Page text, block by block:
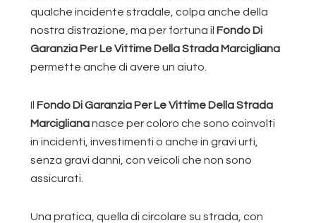
qualche incidente stradale, colpa anche della
nostra distrazione, ma per fortuna il Fondo Di
Garanzia Per Le Vittime Della Strada Marcigliana
permette anche di avere un aiuto.
Il Fondo Di Garanzia Per Le Vittime Della Strada
Marcigliananasce per coloro che sono coinvolti
in incidenti, investimenti o anche in gravi urti,
senza gravi danni, con veicoli che non sono
assicurati.
Una pratica, quella di circolare su strada, con